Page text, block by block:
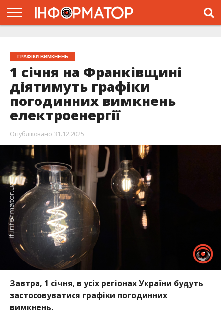
ГРАФІКИ ВИМКНЕНЬ
1 січня на Франківщині
діятимуть графіки
погодинних вимкнень
електроенергії
Опубліковано 31.12.2025
Завтра, 1 січня, в усіх регіонах України будуть
застосовуватися графіки погодинних
вимкнень.